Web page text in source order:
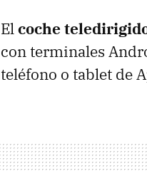
Elcoche
con terminales
teléfono o tablet de